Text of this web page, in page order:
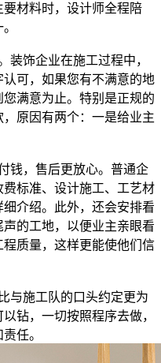
材料时，设计师全程陪
饰企业在施工过程中，
可，如果您有不满意的地
满意为止。特别是正规的
原因有两个：一是给业主
，售后更放心。普通企
标准、设计施工、工艺材
介绍。此外，还会安排看
的工地，以便业主亲眼看
质量，这样更能使他们信
施工队的口头约定更为
钻，一切按照程序去做，
任。